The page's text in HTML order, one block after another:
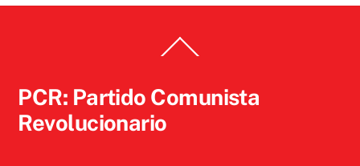
To
PCR: Partido Comunista
Revolucionario